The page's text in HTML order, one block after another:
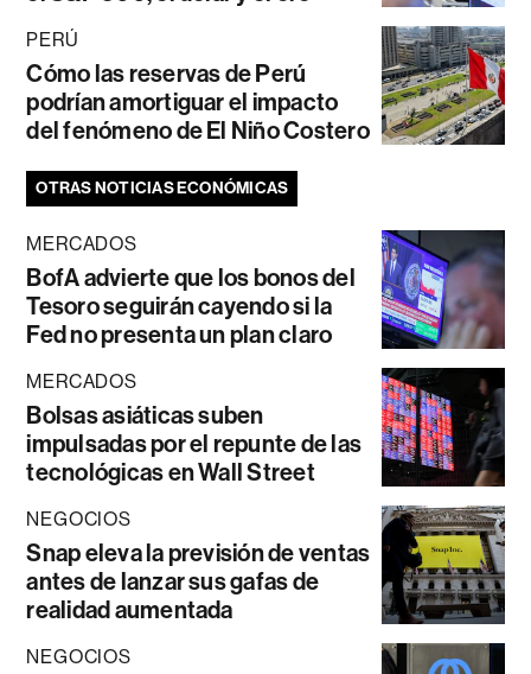
PERÚ
Cómo las reservas de Perú
podrían amortiguar el impacto
del fenómeno de El Niño Costero
OTRAS NOTICIAS ECONÓMICAS
MERCADOS
BofA advierte que los bonos del
Tesoro seguirán cayendo si la
Fed no presenta un plan claro
MERCADOS
Bolsas asiáticas suben
impulsadas por el repunte de las
tecnológicas en Wall Street
NEGOCIOS
Snap eleva la previsión de ventas
antes de lanzar sus gafas de
realidad aumentada
NEGOCIOS